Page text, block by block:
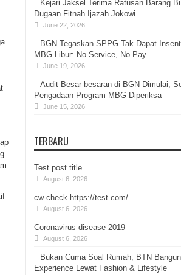
Kejari Jaksel Terima Ratusan Barang
Dugaan Fitnah Ijazah Jokowi
June 22, 2026
BGN Tegaskan SPPG Tak Dapat
MBG Libur: No Service, No Pay
June 19, 2026
Audit Besar-besaran di BGN Dimulai,
Pengadaan Program MBG Diperiksa
June 15, 2026
TERBARU
Test post title
August 6, 2026
cw-check-https://test.com/
August 6, 2026
Coronavirus disease 2019
August 6, 2026
Bukan Cuma Soal Rumah, BTN Bangun
Experience Lewat Fashion & Lifestyle